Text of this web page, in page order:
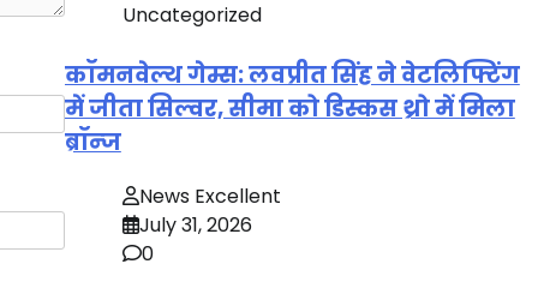
Uncategorized
कॉमनवेल्थ गेम्स: लवप्रीत सिंह ने वेटलिफ्टिंग
में जीता सिल्वर, सीमा को डिस्कस थ्रो में मिला
ब्रॉन्ज
News Excellent
July 31, 2026
0